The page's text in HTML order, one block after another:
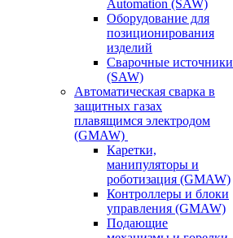
Automation (SAW)
Оборудование для
позиционирования
изделий
Сварочные источники
(SAW)
Автоматическая сварка в
защитных газах
плавящимся электродом
(GMAW)
Каретки,
манипуляторы и
роботизация (GMAW)
Контроллеры и блоки
управления (GMAW)
Подающие